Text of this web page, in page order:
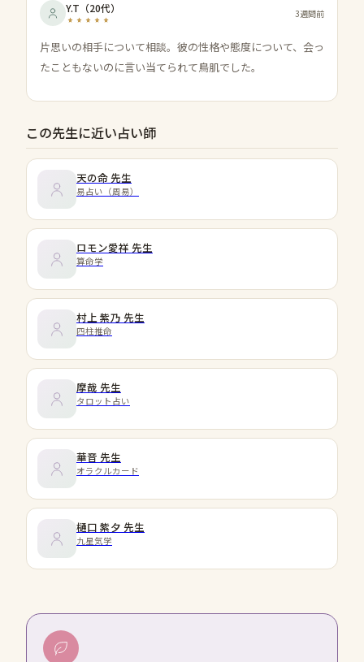
Y.T （20代） 3週間前
片思いの相手について相談。彼の性格や態度について、会っ
たこともないのに言い当てられて鳥肌でした。
この先生に近い占い師
天の命 先生
易占い（周易）
ロモン愛祥 先生
算命学
村上 紫乃 先生
四柱推命
摩哉 先生
タロット占い
華音 先生
オラクルカード
樋口 紫夕 先生
九星気学